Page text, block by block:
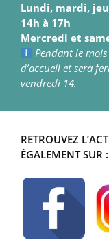
Lundi, mardi,
14h à 17h
Mercredi et
Pendant le
d’accueil et sera
vendredi 14.
RETROUVEZ
ÉGALEMENT SUR :